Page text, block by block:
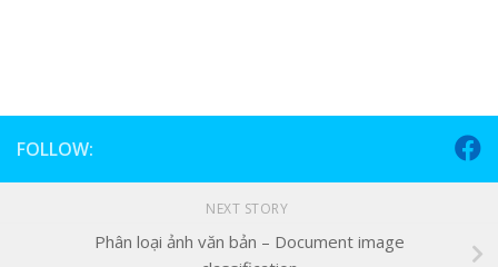
FOLLOW:
NEXT STORY
Phân loại ảnh văn bản – Document image